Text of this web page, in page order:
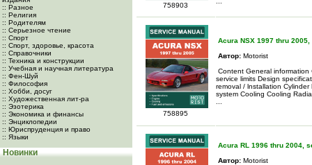
:: Разное
:: Религия
:: Родителям
:: Серьезное чтение
:: Спорт
:: Спорт, здоровье, красота
:: Справочники
:: Техника и конструкции
:: Учебная и научная литература
:: Фен-Шуй
:: Философия
:: Хобби, досуг
:: Художественная лит-ра
:: Эзотерика
:: Экономика и финансы
:: Энциклопедии
:: Юриспруденция и право
:: Языки
Новинки
758903
758895
Acura NSX 1997 thru
Автор: Motorist
Content General
service limits Design
removal / lnstallation
system Cooling Cooling
Acura RL 1996 thru 2004,
Автор: Motorist